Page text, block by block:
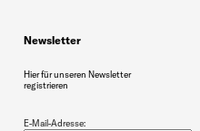
Newsletter
Hier für unseren Newsletter
registrieren
E-Mail-Adresse: